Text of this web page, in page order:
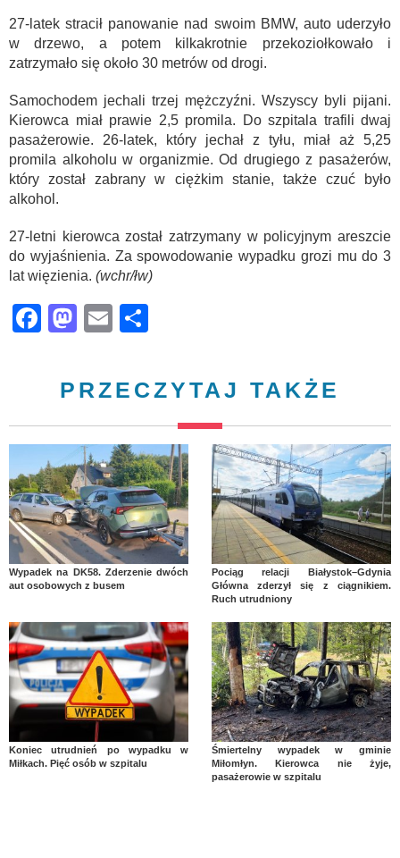
27-latek stracił panowanie nad swoim BMW, auto uderzyło
w drzewo, a potem kilkakrotnie przekoziołkowało i
zatrzymało się około 30 metrów od drogi.
Samochodem jechali trzej mężczyźni. Wszyscy byli pijani.
Kierowca miał prawie 2,5 promila. Do szpitala trafili dwaj
pasażerowie. 26-latek, który jechał z tyłu, miał aż 5,25
promila alkoholu w organizmie. Od drugiego z pasażerów,
który został zabrany w ciężkim stanie, także czuć było
alkohol.
27-letni kierowca został zatrzymany w policyjnym areszcie
do wyjaśnienia. Za spowodowanie wypadku grozi mu do 3
lat więzienia. (wchr/łw)
Facebook
Mastodon
Email
PRZECZYTAJ TAKŻE
Wypadek na DK58. Zderzenie dwóch
aut osobowych z busem
Pociąg relacji Białystok–Gdynia
Główna zderzył się z ciągnikiem.
Ruch utrudniony
Koniec utrudnień po wypadku w
Miłkach. Pięć osób w szpitalu
Śmiertelny wypadek w gminie
Miłomłyn. Kierowca nie żyje,
pasażerowie w szpitalu